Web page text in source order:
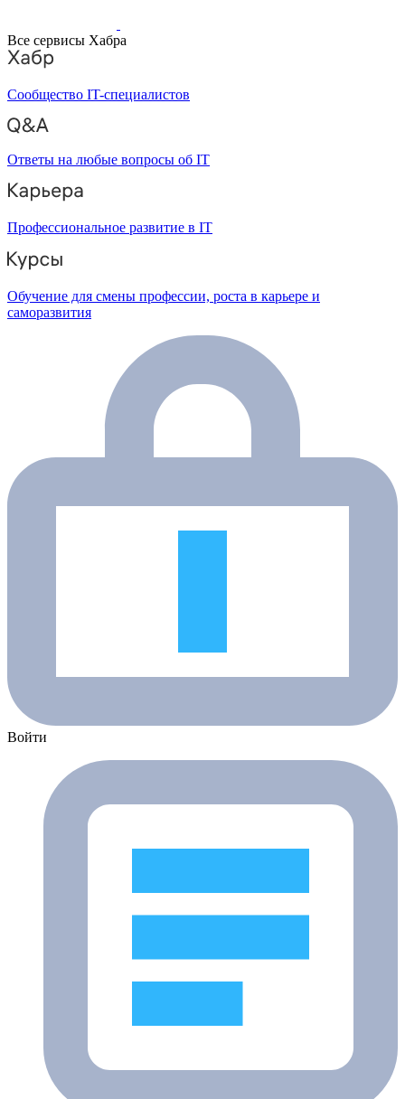
Все сервисы Хабра
Сообщество IT-специалистов
Ответы на любые вопросы об IT
Профессиональное развитие в IT
Обучение для смены профессии, роста в карьере и
саморазвития
Войти